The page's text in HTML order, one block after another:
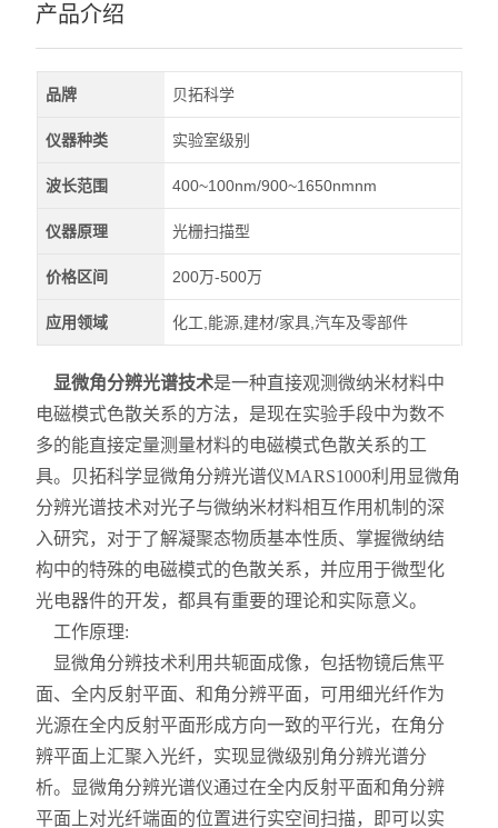
产品介绍
品牌 贝拓科学
仪器种类 实验室级别
波长范围 400~100nm/900~1650nmnm
仪器原理 光栅扫描型
价格区间 200万-500万
应用领域 化工,能源,建材/家具,汽车及零部件
显微角分辨光谱技术是一种直接观测微纳米材料中
电磁模式色散关系的方法，是现在实验手段中为数不
多的能直接定量测量材料的电磁模式色散关系的工
具。贝拓科学显微角分辨光谱仪MARS1000利用显微角
分辨光谱技术对光子与微纳米材料相互作用机制的深
入研究，对于了解凝聚态物质基本性质、掌握微纳结
构中的特殊的电磁模式的色散关系，并应用于微型化
光电器件的开发，都具有重要的理论和实际意义。
工作原理:
显微角分辨技术利用共轭面成像，包括物镜后焦平
面、全内反射平面、和角分辨平面，可用细光纤作为
光源在全内反射平面形成方向一致的平行光，在角分
辨平面上汇聚入光纤，实现显微级别角分辨光谱分
析。显微角分辨光谱仪通过在全内反射平面和角分辨
平面上对光纤端面的位置进行实空间扫描，即可以实